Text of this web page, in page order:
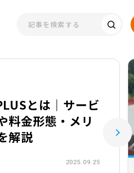
とは｜サービ
料金形態・メリ
解説
2025.09.25